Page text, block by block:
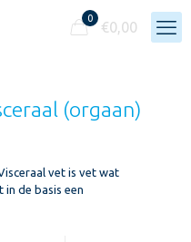
0
€0,00
(orgaan)
vet is vet wat
de basis een